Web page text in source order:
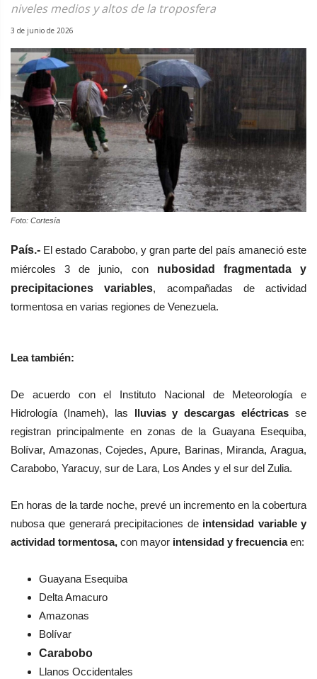
niveles medios y altos de la troposfera
3 de junio de 2026
Foto: Cortesía
País.- El estado Carabobo, y gran parte del país amaneció este
miércoles 3 de junio, con nubosidad fragmentada y
precipitaciones variables, acompañadas de actividad
tormentosa en varias regiones de Venezuela.
Lea también:
De acuerdo con el Instituto Nacional de Meteorología e
Hidrología (Inameh), las lluvias y descargas eléctricasse
registran principalmente en zonas de la Guayana Esequiba,
Bolívar, Amazonas, Cojedes, Apure, Barinas, Miranda, Aragua,
Carabobo, Yaracuy, sur de Lara, Los Andes y el sur del Zulia.
En horas de la tarde noche, prevé un incremento en la cobertura
nubosa que generará precipitaciones deintensidad variable y
actividad tormentosa, con mayor intensidad y frecuenciaen:
Guayana Esequiba
Delta Amacuro
Amazonas
Bolívar
Carabobo
Llanos Occidentales